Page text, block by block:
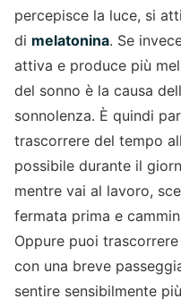
percepisce la luce, si
di melatonina. Se
attiva e produce più
del sonno è la causa
sonnolenza. È quindi
trascorrere del tempo
possibile durante il
mentre vai al lavoro,
fermata prima e
Oppure puoi
con una breve
sentire sensibilmente